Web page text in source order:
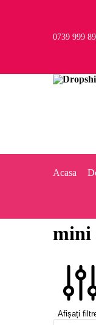
0739 999
Acasa
mini
Afișați